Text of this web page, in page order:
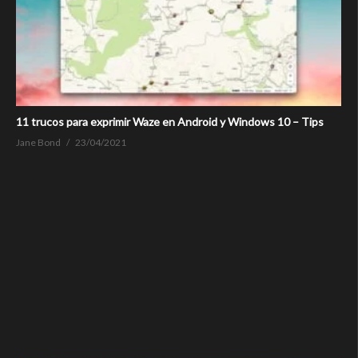
11 trucos para exprimir Waze en Android y Windows 10 – Tips
Jane Bond 23/04/2021